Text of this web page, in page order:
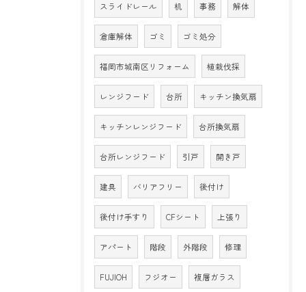
スライドレール 机 事務 解体
倉庫解体 ゴミ ゴミ処分
福岡市城南区リフォーム 植栽伐採
レンジフード 台所 キッチン換気扇
キッチンレンジフード 台所換気扇
台所レンジフード 引戸 開き戸
建具 バリアフリー 後付け
後付け手すり CFシート 上張り
アパート 階段 外階段 修理
FUJIOH フジオー 複層ガラス